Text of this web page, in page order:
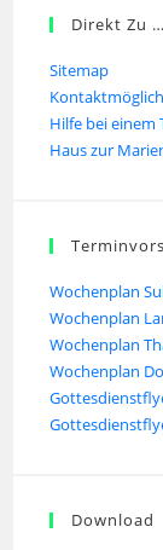
Direkt Zu
Sitemap
Hilfe bei einem
Haus zur
Wochenplan
Wochenplan
Wochenplan
Wochenplan
Download